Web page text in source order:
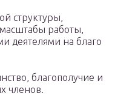
структуры,
работы,
деятелями на благо
благополучие и
членов.